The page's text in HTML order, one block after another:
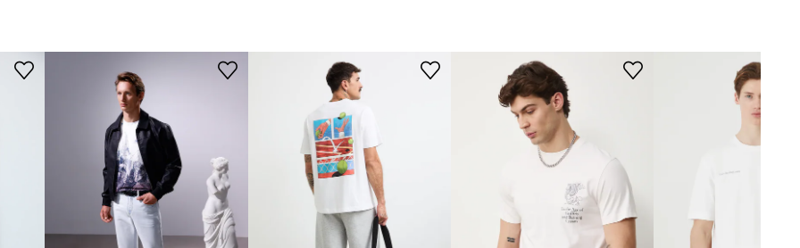
se hodí k různým
mu
texturu a
jedinečný,
ROZMĚRY
Míry uvedené pro velikost
Šířka podpaží
Model na fotografii je vysoký
188 cm a má na sebe velikost L
Prohlédněte si rozměry